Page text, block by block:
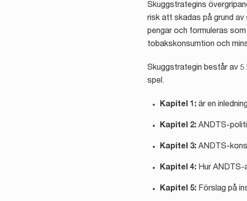
Skuggstrategins
risk att skadas på grund av
pengar och formuleras
tobakskonsumtion och
Skuggstrategin består av 5
spel.
Kapitel 1: är en
Kapitel 2: ANDTS-
Kapitel 3: ANDTS-
Kapitel 4: Hur
Kapitel 5: Förslag på